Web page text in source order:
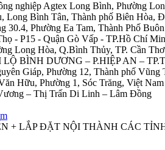
nghiệp Agtex Long Bình, Phường
Long Bình Tân, Thành phố Biên Hòa,
30.4, Phường Ea Tam, Thành Phố
- P15 - Quận Gò Vấp - TP.Hồ Chí
Long Hòa, Q.Bình Thủy, TP. Cần Thơ
LỘ BÌNH DƯƠNG – P.HIỆP AN –
Giáp, Phường 12, Thành phố Vũng
Hữu, Phường 1, Sóc Trăng, Việt Nam
– Thị Trấn Di Linh – Lâm Đồng
+ LẮP ĐẶT NỘI THÀNH CÁC